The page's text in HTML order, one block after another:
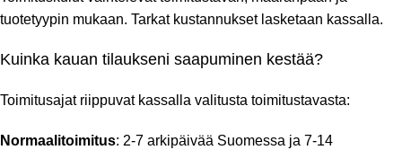
tuotetyypin mukaan. Tarkat kustannukset lasketaan kassalla.
Kuinka kauan tilaukseni saapuminen kestää?
Toimitusajat riippuvat kassalla valitusta toimitustavasta:
Normaalitoimitus: 2-7 arkipäivää Suomessa ja 7-14